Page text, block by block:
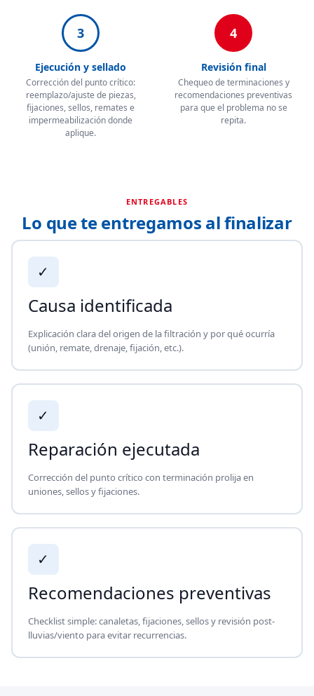
3
Ejecución y sellado
Corrección del punto crítico:
reemplazo/ajuste de piezas,
fijaciones, sellos, remates e
impermeabilización donde
aplique.
4
Revisión final
Chequeo de terminaciones y
recomendaciones preventivas
para que el problema no se
repita.
ENTREGABLES
Lo que te entregamos al finalizar
✓
Causa identificada
Explicación clara del origen de la filtración y por qué ocurría
(unión, remate, drenaje, fijación, etc.).
✓
Reparación ejecutada
Corrección del punto crítico con terminación prolija en
uniones, sellos y fijaciones.
✓
Recomendaciones preventivas
Checklist simple: canaletas, fijaciones, sellos y revisión post-
lluvias/viento para evitar recurrencias.